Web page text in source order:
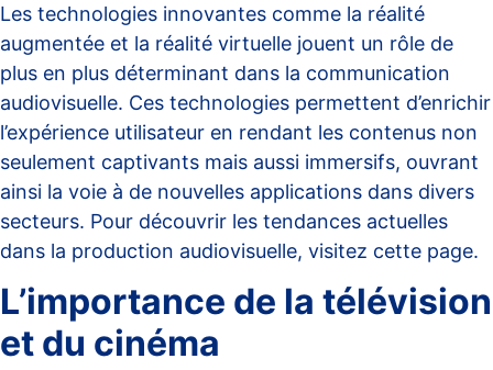
Les technologies innovantes comme la réalité
augmentée et la réalité virtuelle jouent un rôle de
plus en plus déterminant dans la communication
audiovisuelle. Ces technologies permettent d’enrichir
l’expérience utilisateur en rendant les contenus non
seulement captivants mais aussi immersifs, ouvrant
ainsi la voie à de nouvelles applications dans divers
secteurs. Pour découvrir les tendances actuelles
dans la production audiovisuelle, visitez cette page.
L’importance de la télévision
et du cinéma